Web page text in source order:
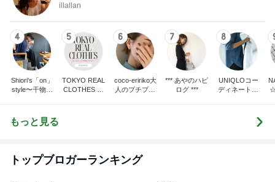
illallan
4
Shiori's「on」
style〜干物女
5
TOKYO REAL
CLOTHES 大
6
coco-eririko大
人のプチプラ
7
*** あやのハピ
ログ ***
8
UNIQLOコー
ディネート日
もっと見る
トップブロガーランキング